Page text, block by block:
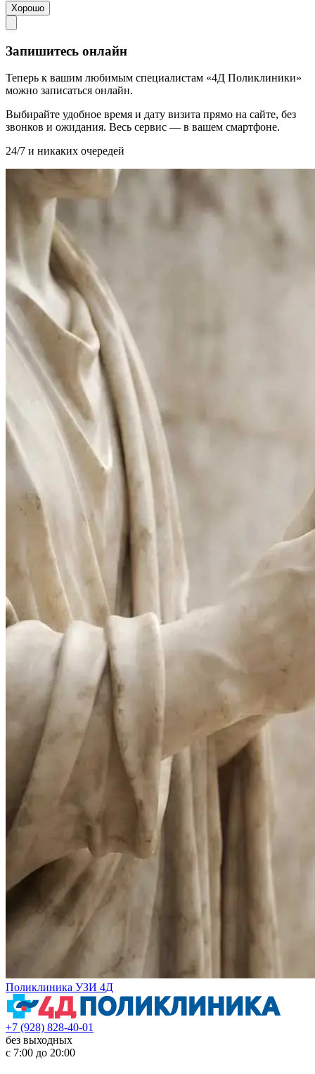
Хорошо
Запишитесь онлайн
Теперь к вашим любимым специалистам «4Д Поликлиники»
можно записаться онлайн.
Выбирайте удобное время и дату визита прямо на сайте, без
звонков и ожидания. Весь сервис — в вашем смартфоне.
24/7 и никаких очередей
Поликлиника УЗИ 4Д
+7 (928) 828-40-01
без выходных
с 7:00 до 20:00